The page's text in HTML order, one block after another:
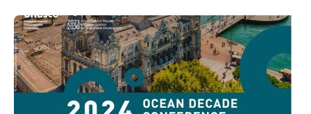
Lire
l'article
Le
GIEC
normand,
un